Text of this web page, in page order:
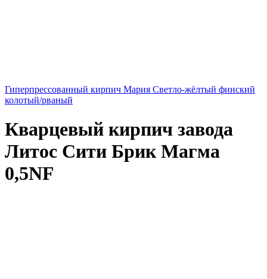
Гиперпрессованный кирпич Мария Светло-жёлтый финский
колотый/рваный
Кварцевый кирпич завода
Литос Сити Брик Магма
0,5NF